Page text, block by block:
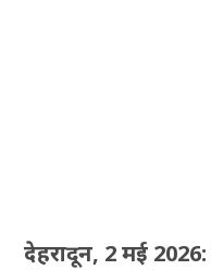
देहरादून, 2 मई 2026: